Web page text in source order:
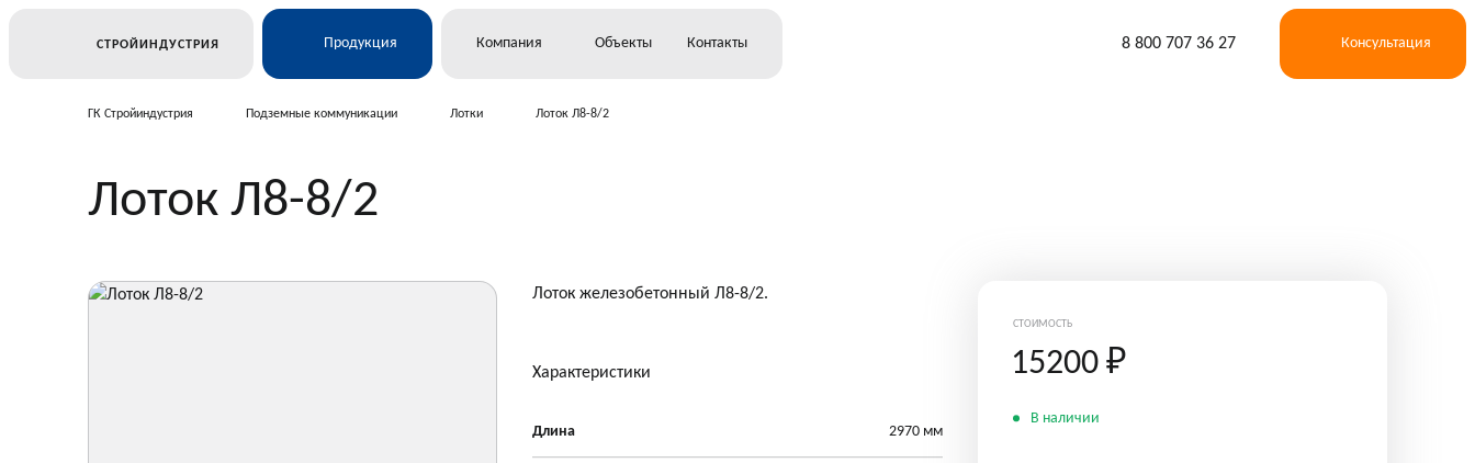
СТРОЙИНДУСТРИЯ Продукция
Электросетевое строительство
Подземные коммуникации
Компания Объекты Контакты 8 800 707 36 27 Консультация
ГК Стройиндустрия Подземные коммуникации Лотки Лоток Л8-8/2
Лоток Л8-8/2
Лоток железобетонный Л8-8/2.
Характеристики
Длина 2970 мм
СТОИМОСТЬ
15200 ₽
В наличии